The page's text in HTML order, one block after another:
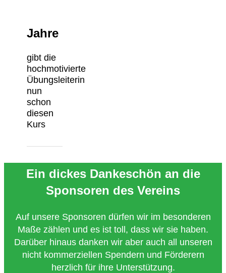
Jahre
gibt die
hochmotivierte
Übungsleiterin
nun
schon
diesen
Kurs
Ein dickes Dankeschön an die
Sponsoren des Vereins
Auf unsere Sponsoren dürfen wir im besonderen
Maße zählen und es ist toll, dass wir sie haben.
Darüber hinaus danken wir aber auch all unseren
nicht kommerziellen Spendern und Förderern
herzlich für ihre Unterstützung.